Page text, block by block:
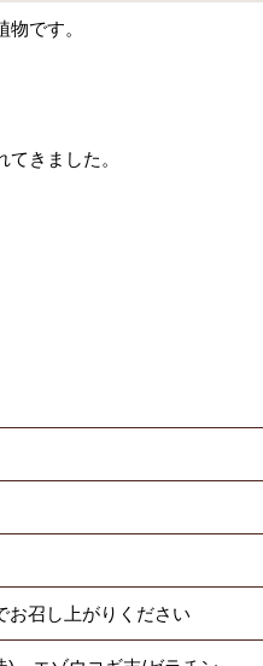
です。
きました。
お召し上がりください